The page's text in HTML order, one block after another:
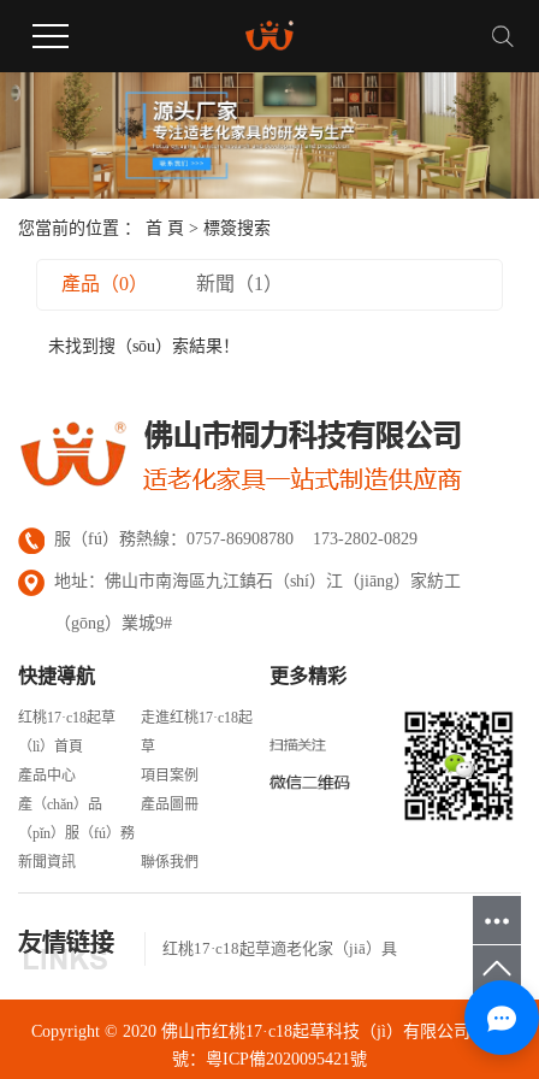
您當前的位置 ： 首 頁 > 標簽搜索
產品（0） 新聞（1）
未找到搜（sōu）索結果！
服（fú）務熱線：0757-86908780 173-2802-0829
地址：佛山市南海區九江鎮石（shí）江（jiāng）家紡工
（gōng）業城9#
快捷導航
红桃17·c18起草
（lì）首頁
走進红桃17·c18起
草
產品中心
項目案例
產（chǎn）品
（pǐn）服（fú）務
產品圖冊
新聞資訊 聯係我們
更多精彩
红桃17·c18起草適老化家（jiā）具
Copyright © 2020 佛山市红桃17·c18起草科技（jì）有限公司 備案
號： 粵ICP備2020095421號